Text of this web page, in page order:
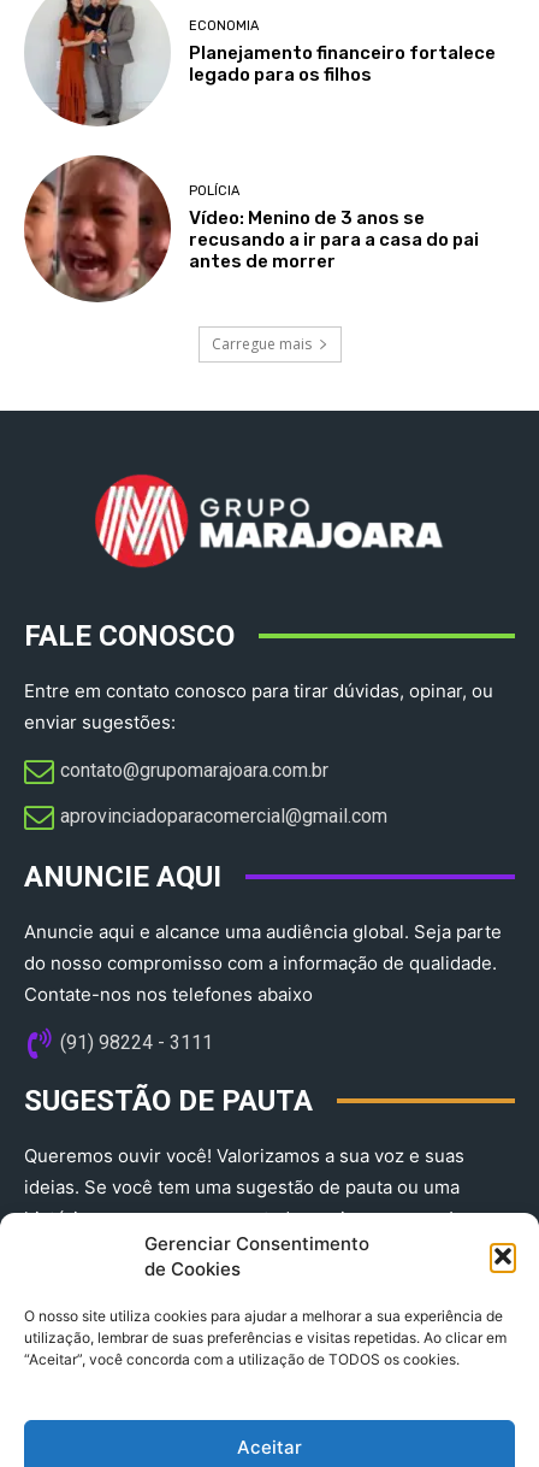
Gerenciar Consentimento
de Cookies
O nosso site utiliza cookies para ajudar a melhorar a sua experiência de
utilização, lembrar de suas preferências e visitas repetidas. Ao clicar em
“Aceitar”, você concorda com a utilização de TODOS os cookies.
Aceitar
ECONOMIA
Planejamento financeiro fortalece
legado para os filhos
POLÍCIA
Vídeo: Menino de 3 anos se
recusando a ir para a casa do pai
antes de morrer
Carregue mais
FALE CONOSCO
Entre em contato conosco para tirar dúvidas, opinar, ou
enviar sugestões:
contato@grupomarajoara.com.br
aprovinciadoparacomercial@gmail.com​
ANUNCIE AQUI
Anuncie aqui e alcance uma audiência global. Seja parte
do nosso compromisso com a informação de qualidade.
Contate-nos nos telefones abaixo
(91) 98224 - 3111
SUGESTÃO DE PAUTA
Queremos ouvir você! Valorizamos a sua voz e suas
ideias. Se você tem uma sugestão de pauta ou uma
história que merece ser contada, envie-nos agora!
(91) 98224 - 3111